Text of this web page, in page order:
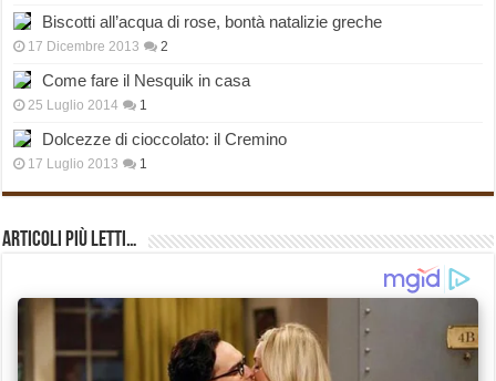
Biscotti all’acqua di rose, bontà natalizie greche
17 Dicembre 2013 2
Come fare il Nesquik in casa
25 Luglio 2014 1
Dolcezze di cioccolato: il Cremino
17 Luglio 2013 1
Articoli più Letti…